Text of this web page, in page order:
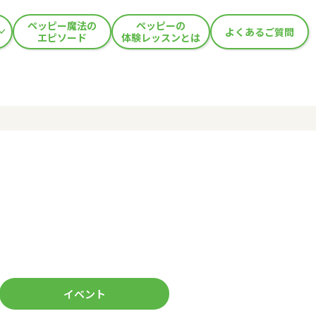
ペッピー魔法の
エピソード
ペッピーの
体験レッスンとは
よくあるご質問
イベント